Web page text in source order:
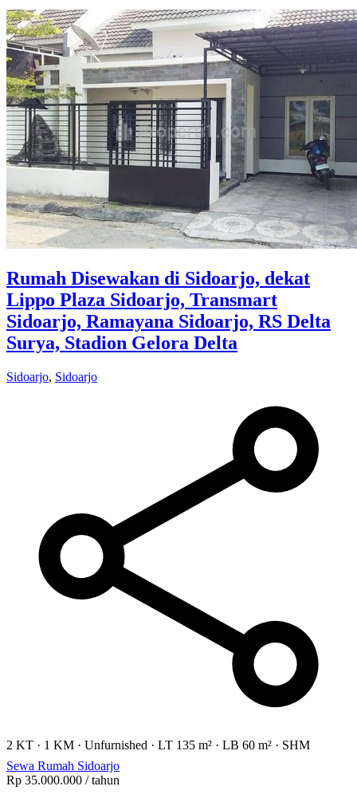
Rumah Disewakan di Sidoarjo, dekat
Lippo Plaza Sidoarjo, Transmart
Sidoarjo, Ramayana Sidoarjo, RS Delta
Surya, Stadion Gelora Delta
Sidoarjo, Sidoarjo
2 KT · 1 KM · Unfurnished · LT 135 m² · LB 60 m² · SHM
Sewa Rumah Sidoarjo
Rp 35.000.000 / tahun